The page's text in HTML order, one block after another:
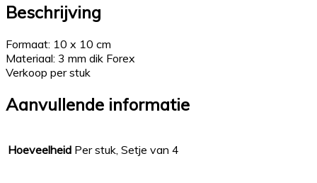
aantal
Beschrijving
Formaat: 10 x 10 cm
Materiaal: 3 mm dik Forex
Verkoop per stuk
Aanvullende informatie
Hoeveelheid Per stuk, Setje van 4